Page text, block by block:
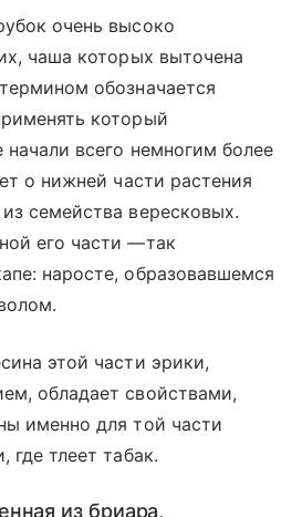
очень высоко
чаша которых выточена
обозначается
который
всего немногим более
о нижней части растения
семейства вересковых.
его части —так
наросте, образовавшемся
этой части эрики,
обладает свойствами,
именно для той части
где тлеет табак.
из бриара,